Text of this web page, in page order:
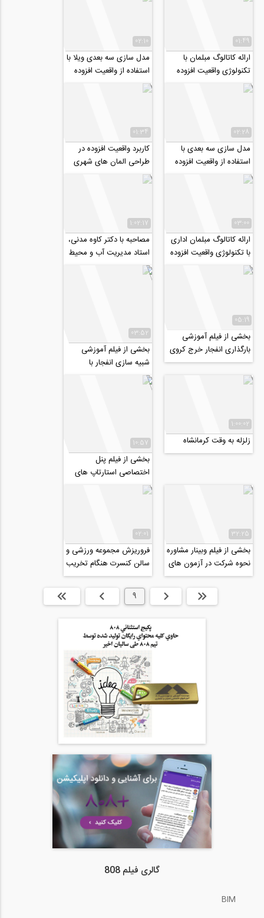
01:49
ارائه کاتالوگ مبلمان با
تکنولوژی واقعیت افزوده
(AR)
02:10
مدل سازی سه بعدی ویلا با
استفاده از واقعیت افزوده
02:28
مدل سازی سه بعدی با
استفاده از واقعیت افزوده
01:34
کاربرد واقعیت افزوده در
طراحی المان های شهری
03:00
ارائه کاتالوگ مبلمان اداری
با تکنولوژی واقعیت افزوده
(AR)
1:02:17
مصاحبه با دکتر کاوه مدنی،
استاد مدیریت آب و محیط
زیست امپریال کالج لندن
05:19
بخشی از فیلم آموزشی
بارگذاری انفجار خرج کروی
در سطح زمین و تاثیرش بر
روی تونل...
03:52
بخشی از فیلم آموزشی
شبیه سازی انفجار با
و سطح زمین (...
1:00:02
زلزله به وقت کرمانشاه 10:57
بخشی از فیلم پنل
اختصاصی استارتاپ های
فعال در صنعت ساخت و
ساز برگزار شده در...
32:25
بخشی از فیلم وبينار مشاوره
نحوه شركت در آزمون های
بين المللی FE/PE
02:01
فروریزش مجموعه ورزشی و
سالن کنسرت هنگام تخریب
در سن پترزبورگ
ابتدا
قبلی 9 بعدی انتها »
گالری فیلم 808
BIM